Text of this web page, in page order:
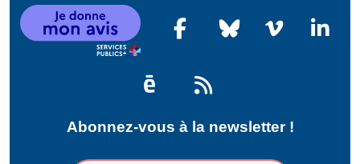
Abonnez-vous à la newsletter !